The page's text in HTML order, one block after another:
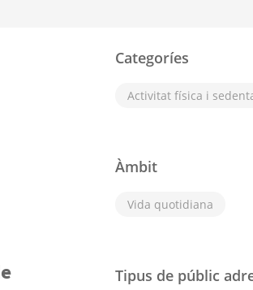
Categoríes
Activitat física i
Àmbit
Vida quotidiana
Tipus de públic